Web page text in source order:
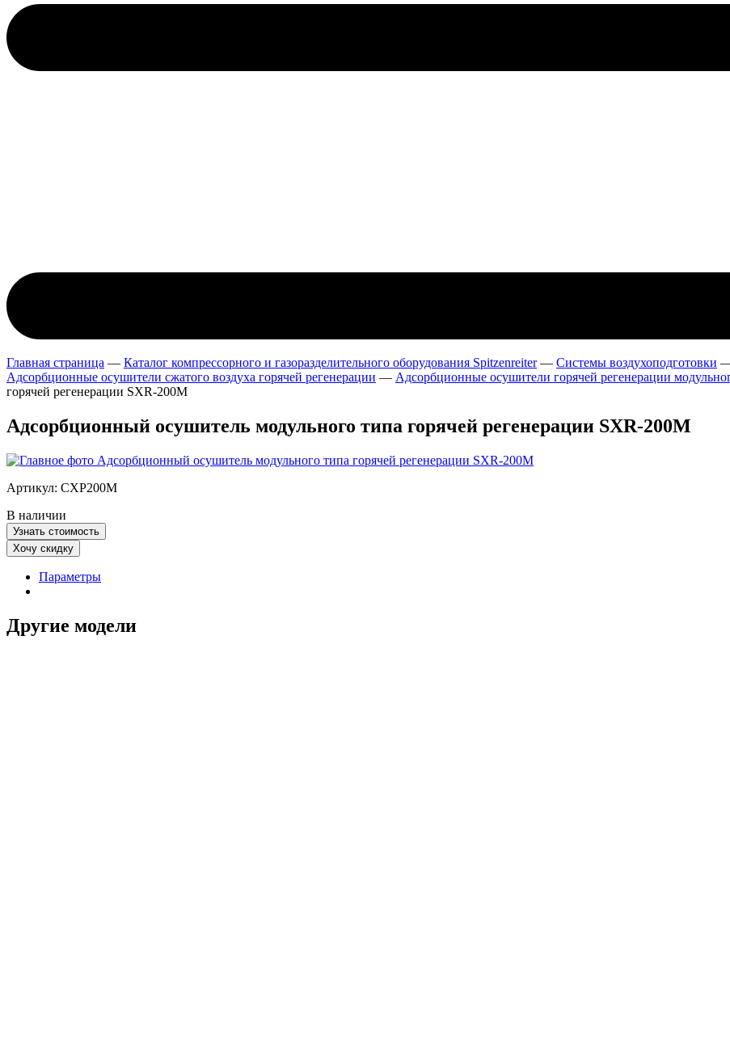
Главная страница — Каталог компрессорного и газоразделительного оборудования Spitzenreiter— Системы воздухоподготовки
Адсорбционные осушители сжатого воздуха горячей регенерации — Адсорбционные осушители горячей регенерации
горячей регенерации SXR-200M
Адсорбционный осушитель модульного типа горячей регенерации SXR-200M
Артикул: СХР200M
В наличии
Узнать стоимость
Хочу скидку
Параметры
Другие модели